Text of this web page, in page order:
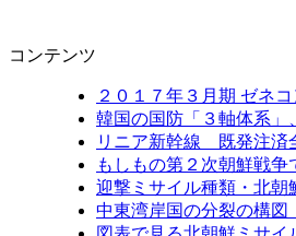
コンテンツ
２０１７年３月期 ゼネ
韓国の国防「３軸体系」
リニア新幹線 既発注済
もしもの第２次朝鮮戦
迎撃ミサイル種類・北朝
中東湾岸国の分裂の構